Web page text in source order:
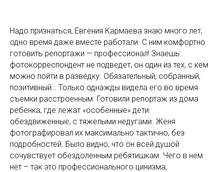
Надо признаться, Евгения Кармаева знаю много лет,
одно время даже вместе работали. С ним комфортно
готовить репортажи — профессионал! Знаешь:
фотокорреспондент не подведет, он один из тех, с кем
можно пойти в разведку. Обязательный, собранный,
позитивный… Только однажды видела его во время
съемки расстроенным. Готовили репортаж из дома
ребенка, где лежат «особенные» дети:
обездвиженные, с тяжелыми недугами. Женя
фотографировал их максимально тактично, без
подробностей. Было видно, что он всей душой
сочувствует обездоленным ребятишкам. Чего в нем
нет – так это профессионального цинизма,